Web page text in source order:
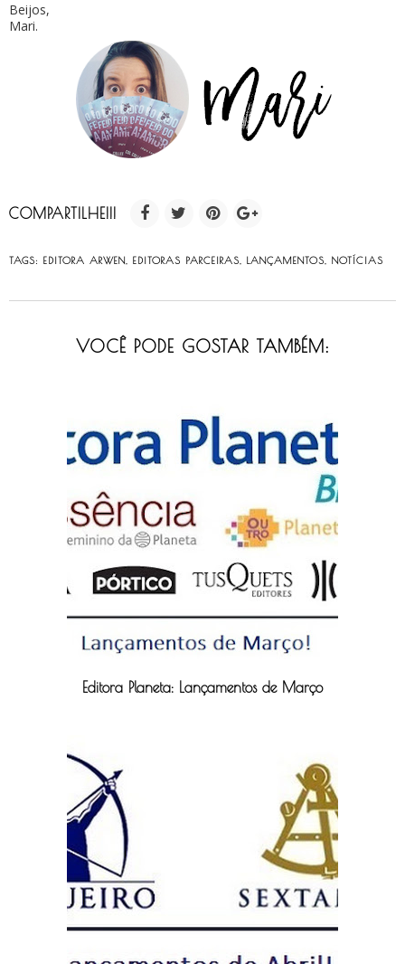
Beijos,
Mari.
COMPARTILHE!!!
TAGS: EDITORA ARWEN EDITORAS PARCEIRAS LANÇAMENTOS NOTÍCIAS
VOCÊ PODE GOSTAR TAMBÉM:
Editora Planeta: Lançamentos de Março